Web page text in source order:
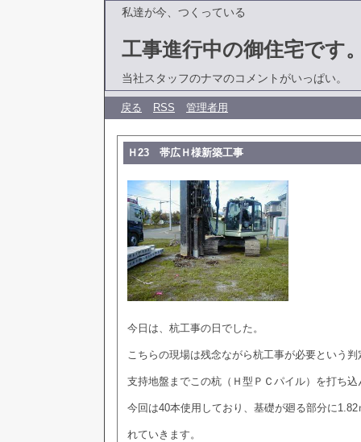
私達が今、つくっている
工事進行中の御住宅です
当社スタッフのナマのコメントがいっぱい。
戻る RSS 管理者用
Ｈ23 帯広Ｈ様新築工事
今日は、杭工事の日でした。
こちらの現場は残念ながら杭工事が必要という
支持地盤までこの杭（Ｈ型ＰＣパイル）を打ち
今回は40本使用しており、基礎が廻る部分に
れていきます。